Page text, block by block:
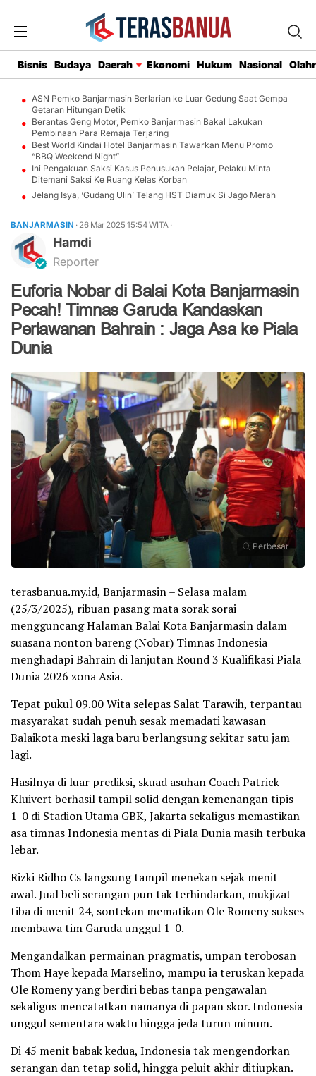
Bisnis Budaya Daerah Ekonomi Hukum Nasional
ASN Pemko Banjarmasin Berlarian ke Luar Gedung Saat Gempa
Getaran Hitungan Detik
Berantas Geng Motor, Pemko Banjarmasin Bakal Lakukan
Pembinaan Para Remaja Terjaring
Best World Kindai Hotel Banjarmasin Tawarkan Menu Promo
“BBQ Weekend Night”
Ini Pengakuan Saksi Kasus Penusukan Pelajar, Pelaku Minta
Ditemani Saksi Ke Ruang Kelas Korban
Jelang Isya, ‘Gudang Ulin’ Telang HST Diamuk Si Jago Merah
BANJARMASIN · 26 Mar 2025 15:54WITA ·
Hamdi
Reporter
Euforia Nobar di Balai Kota Banjarmasin
Pecah! Timnas Garuda Kandaskan
Perlawanan Bahrain : Jaga Asa ke Piala
Dunia
Perbesar
terasbanua.my.id, Banjarmasin – Selasa malam
(25/3/2025), ribuan pasang mata sorak sorai
mengguncang Halaman Balai Kota Banjarmasin dalam
suasana nonton bareng (Nobar) Timnas Indonesia
menghadapi Bahrain di lanjutan Round 3 Kualifikasi Piala
Dunia 2026 zona Asia.
Tepat pukul 09.00 Wita selepas Salat Tarawih, terpantau
masyarakat sudah penuh sesak memadati kawasan
Balaikota meski laga baru berlangsung sekitar satu jam
lagi.
Hasilnya di luar prediksi, skuad asuhan Coach Patrick
Kluivert berhasil tampil solid dengan kemenangan tipis
1-0 di Stadion Utama GBK, Jakarta sekaligus memastikan
asa timnas Indonesia mentas di Piala Dunia masih terbuka
lebar.
Rizki Ridho Cs langsung tampil menekan sejak menit
awal. Jual beli serangan pun tak terhindarkan, mukjizat
tiba di menit 24, sontekan mematikan Ole Romeny sukses
membawa tim Garuda unggul 1-0.
Mengandalkan permainan pragmatis, umpan terobosan
Thom Haye kepada Marselino, mampu ia teruskan kepada
Ole Romeny yang berdiri bebas tanpa pengawalan
sekaligus mencatatkan namanya di papan skor. Indonesia
unggul sementara waktu hingga jeda turun minum.
Di 45 menit babak kedua, Indonesia tak mengendorkan
serangan dan tetap solid, hingga peluit akhir ditiupkan.